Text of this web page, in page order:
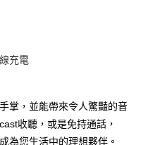
星展（台灣）商業銀行
遠東國際商業銀行
永豐商業銀行
費
運費
充電
掌，並能帶來令人驚豔的音
收聽，或是免持通話，
為您生活中的理想夥伴。